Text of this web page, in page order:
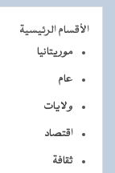
الأقسام الرئيسية
موريتانيا
عام
ولايات
اقتصاد
ثقافة